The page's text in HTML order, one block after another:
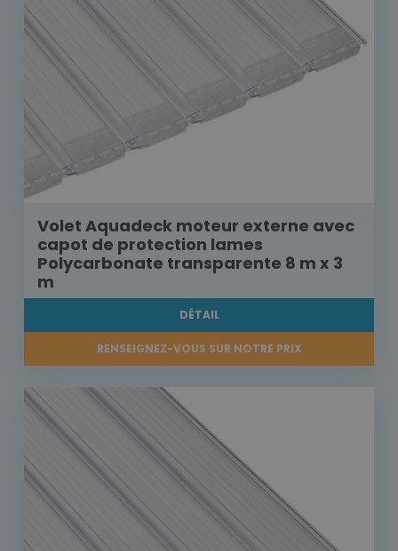
Volet Aquadeck moteur externe avec
capot de protection lames
Polycarbonate transparente 8 m x 3
m
DÉTAIL
RENSEIGNEZ-VOUS SUR NOTRE PRIX